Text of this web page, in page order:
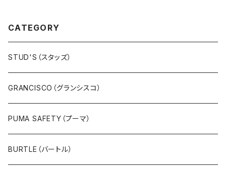
CATEGORY
STUD'S（スタッズ）
GRANCISCO（グランシスコ）
PUMA SAFETY（プーマ）
BURTLE（バートル）